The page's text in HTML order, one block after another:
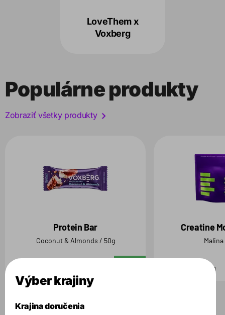
LoveThem x
Voxberg
Populárne produkty
Zobraziť všetky produkty
Protein Bar
Coconut & Almonds / 50g
Creatine
500 g
Výber krajiny
Krajina doručenia